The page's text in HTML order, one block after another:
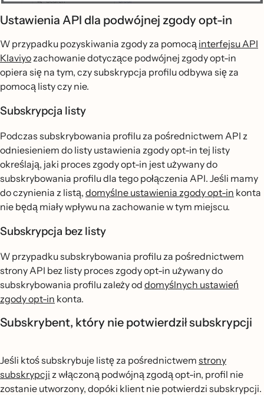
Ustawienia API dla podwójnej zgody opt-in
W przypadku pozyskiwania zgody za pomocą interfejsu API
Klaviyo zachowanie dotyczące podwójnej zgody opt-in
opiera się na tym, czy subskrypcja profilu odbywa się za
pomocą listy czy nie.
Subskrypcja listy
Podczas subskrybowania profilu za pośrednictwem API z
odniesieniem do listy ustawienia zgody opt-in tej listy
określają, jaki proces zgody opt-in jest używany do
subskrybowania profilu dla tego połączenia API. Jeśli mamy
do czynienia z listą, domyślne ustawienia zgody opt-in konta
nie będą miały wpływu na zachowanie w tym miejscu.
Subskrypcja bez listy
W przypadku subskrybowania profilu za pośrednictwem
strony API bez listy proces zgody opt-in używany do
subskrybowania profilu zależy od domyślnych ustawień
zgody opt-in konta.
Subskrybent, który nie potwierdził subskrypcji
Jeśli ktoś subskrybuje listę za pośrednictwem strony
subskrypcji z włączoną podwójną zgodą opt-in, profil nie
zostanie utworzony, dopóki klient nie potwierdzi subskrypcji.